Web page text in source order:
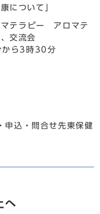
について」
テラピー アロマテ
交流会
ら3時30分
込・問合せ先東保健
へ